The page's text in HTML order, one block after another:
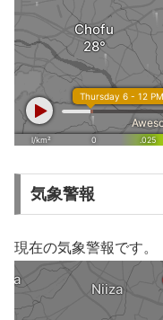
気象警報
現在の気象警報です。